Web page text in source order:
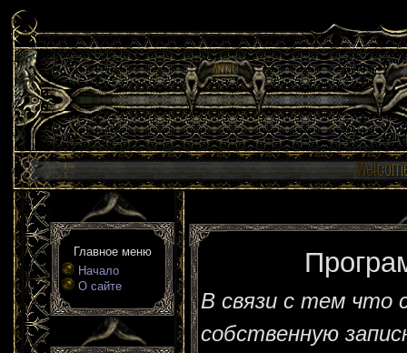
Главное меню
Начало
О сайте
В связи с тем что
собственную